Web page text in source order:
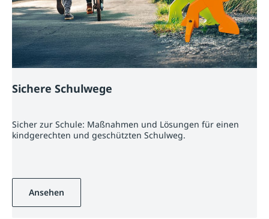
Sichere Schulwege
Sicher zur Schule: Maßnahmen und Lösungen für einen
kindgerechten und geschützten Schulweg.
Ansehen